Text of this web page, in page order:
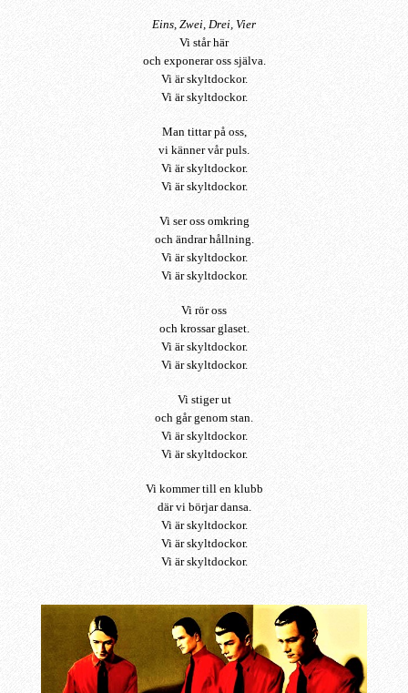
Eins, Zwei, Drei, Vier
Vi står här
och exponerar oss själva.
Vi är skyltdockor.
Vi är skyltdockor.
Man tittar på oss,
vi känner vår puls.
Vi är skyltdockor.
Vi är skyltdockor.
Vi ser oss omkring
och ändrar hållning.
Vi är skyltdockor.
Vi är skyltdockor.
Vi rör oss
och krossar glaset.
Vi är skyltdockor.
Vi är skyltdockor.
Vi stiger ut
och går genom stan.
Vi är skyltdockor.
Vi är skyltdockor.
Vi kommer till en klubb
där vi börjar dansa.
Vi är skyltdockor.
Vi är skyltdockor.
Vi är skyltdockor.